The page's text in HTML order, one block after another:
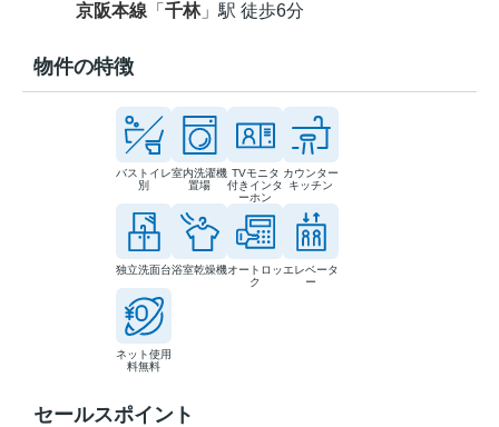
京阪本線 「 千林」駅 徒歩6分
物件の特徴
バストイレ
別
室内洗濯機
置場
TVモニタ
付きインタ
ーホン
カウンター
キッチン
独立洗面台浴室乾燥機オートロッ
ク
エレベータ
ー
ネット使用
料無料
セールスポイント